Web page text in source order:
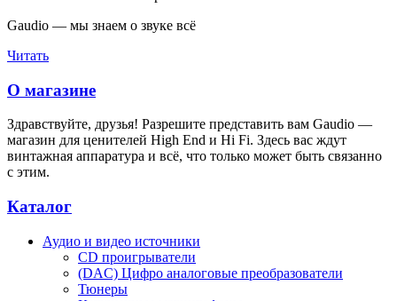
Gaudio — мы знаем о звуке всё
Читать
О магазине
Здравствуйте, друзья! Разрешите представить вам Gaudio —
магазин для ценителей High End и Hi Fi. Здесь вас ждут
винтажная аппаратура и всё, что только может быть связанно
с этим.
Каталог
Аудио и видео источники
CD проигрыватели
(DAC) Цифро аналоговые преобразователи
Тюнеры